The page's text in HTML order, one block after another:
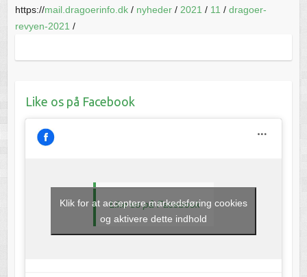
https://mail.dragoerinfo.dk/ nyheder/ 2021 / 11 / dragoer-
revyen-2021 /
Like os på Facebook
Like os på Facebook
Klik for at acceptere markedsføring cookies
og aktivere dette indhold